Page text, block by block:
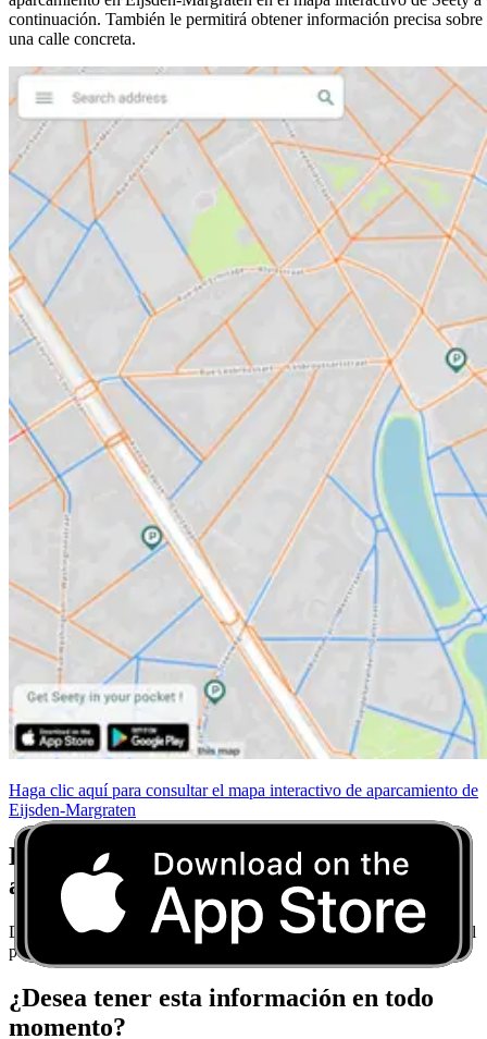
continuación. También le permitirá obtener información precisa sobre
una calle concreta.
Haga clic aquí para consultar el mapa interactivo de aparcamiento de
Eijsden-Margraten
Deje de preocuparse por las normas de
aparcamiento
Descargue Seety y obtenga consejos de aparcamiento en tiempo real
para cada ciudad.
¿Desea tener esta información en todo
momento?